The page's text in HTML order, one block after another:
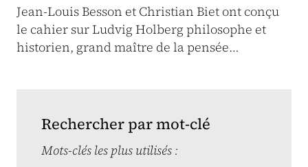
Jean-Louis Besson et Christian Biet ont conçu
le cahier sur Ludvig Holberg philosophe et
historien, grand maître de la pensée…
Rechercher par mot-clé
Mots-clés les plus utilisés :